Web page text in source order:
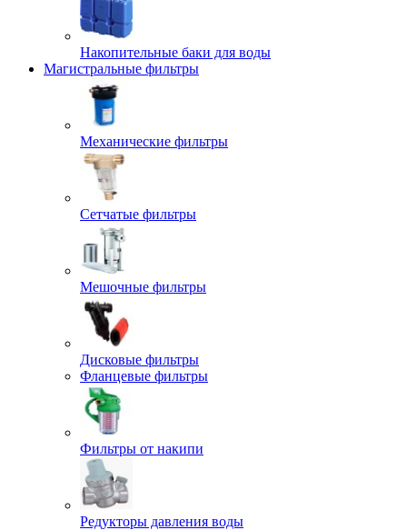
Накопительные баки для воды
Магистральные фильтры
Механические фильтры
Сетчатые фильтры
Мешочные фильтры
Дисковые фильтры
Фланцевые фильтры
Фильтры от накипи
Редукторы давления воды